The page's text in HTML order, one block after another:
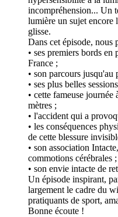
incompréhension... Un
lumière un sujet encore
glisse.
Dans cet épisode, nous
• ses premiers bords
France ;
• son parcours
• ses plus belles
• cette fameuse
mètres ;
• l'accident qui a
• les conséquences
de cette blessure
• son association
commotions cérébrales ;
• son envie intacte de
Un épisode inspirant,
largement le cadre du
pratiquants de sport,
Bonne écoute !